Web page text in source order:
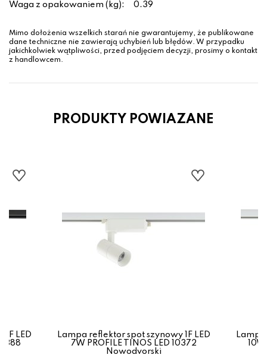
Waga z opakowaniem (kg): 0.39
Mimo dołożenia wszelkich starań nie gwarantujemy, że publikowane
dane techniczne nie zawierają uchybień lub błędów. W przypadku
jakichkolwiek wątpliwości, przed podjęciem decyzji, prosimy o kontakt
z handlowcem.
PRODUKTY POWIAZANE
LED
Lampa reflektor spot szynowy 1F LED
7W PROFILE TINOS LED 10372
Nowodvorski
Lampa